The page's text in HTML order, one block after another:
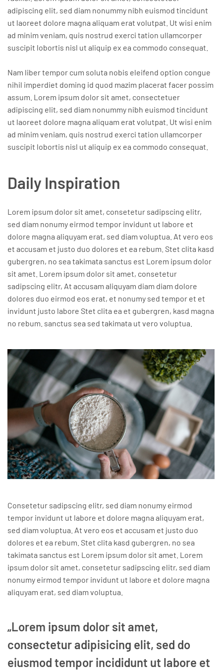
adipiscing elit, sed diam nonummy nibh euismod tincidunt
ut laoreet dolore magna aliquam erat volutpat. Ut wisi enim
ad minim veniam, quis nostrud exerci tation ullamcorper
suscipit lobortis nisl ut aliquip ex ea commodo consequat.
Nam liber tempor cum soluta nobis eleifend option congue
nihil imperdiet doming id quod mazim placerat facer possim
assum. Lorem ipsum dolor sit amet, consectetuer
adipiscing elit, sed diam nonummy nibh euismod tincidunt
ut laoreet dolore magna aliquam erat volutpat. Ut wisi enim
ad minim veniam, quis nostrud exerci tation ullamcorper
suscipit lobortis nisl ut aliquip ex ea commodo consequat.
Daily Inspiration
Lorem ipsum dolor sit amet, consetetur sadipscing elitr,
sed diam nonumy eirmod tempor invidunt ut labore et
dolore magna aliquyam erat, sed diam voluptua. At vero eos
et accusam et justo duo dolores et ea rebum. Stet clita kasd
gubergren, no sea takimata sanctus est Lorem ipsum dolor
sit amet. Lorem ipsum dolor sit amet, consetetur
sadipscing elitr, At accusam aliquyam diam diam dolore
dolores duo eirmod eos erat, et nonumy sed tempor et et
invidunt justo labore Stet clita ea et gubergren, kasd magna
no rebum. sanctus sea sed takimata ut vero voluptua.
Consetetur sadipscing elitr, sed diam nonumy eirmod
tempor invidunt ut labore et dolore magna aliquyam erat,
sed diam voluptua. At vero eos et accusam et justo duo
dolores et ea rebum. Stet clita kasd gubergren, no sea
takimata sanctus est Lorem ipsum dolor sit amet. Lorem
ipsum dolor sit amet, consetetur sadipscing elitr, sed diam
nonumy eirmod tempor invidunt ut labore et dolore magna
aliquyam erat, sed diam voluptua.
„Lorem ipsum dolor sit amet,
consectetur adipisicing elit, sed do
eiusmod tempor incididunt ut labore et